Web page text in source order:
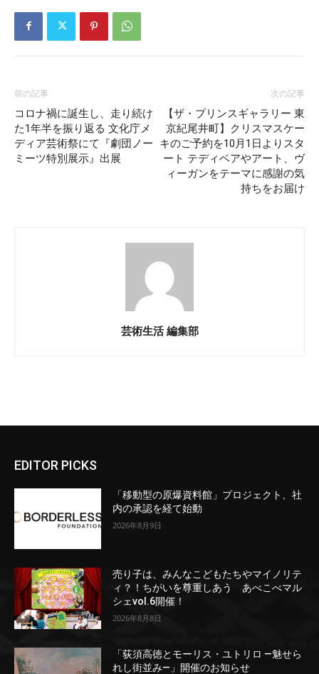
前の記事
コロナ禍に誕生し、走り続け
た1年半を振り返る 文化庁メ
ディア芸術祭にて『劇団ノー
ミーツ特別展示』出展
次の記事
【ザ・プリンスギャラリー 東
京紀尾井町】クリスマスケー
キのご予約を10月1日よりスタ
ート テディベアやアート、ヴ
ィーガンをテーマに感謝の気
持ちをお届け
芸術生活 編集部
EDITOR PICKS
「移動型の原爆資料館」プロジェクト、社
内の承認を経て始動
2026年8月9日
売り子は、みんなこどもたちやマイノリテ
ィ？！ちがいを尊重しあう あべこべマル
シェvol.6開催！
2026年8月8日
「荻須高徳とモーリス・ユトリロ ―魅せら
れし街並み―」開催のお知らせ